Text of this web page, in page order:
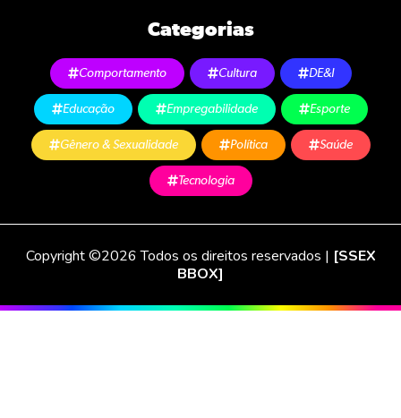
Categorias
Comportamento Cultura DE&I
Educação Empregabilidade Esporte
Gênero & Sexualidade Política Saúde
Tecnologia
Copyright ©2026 Todos os direitos reservados | [SSEX
BBOX]